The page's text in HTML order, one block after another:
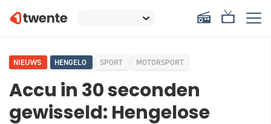
NIEUWS HENGELO SPORT MOTORSPORT
Accu in 30 seconden
gewisseld: Hengelose